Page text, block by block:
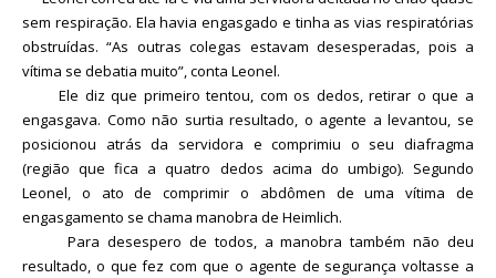
sem respiração. Ela havia engasgado e tinha as vias respiratórias
obstruídas. “As outras colegas estavam desesperadas, pois a
vítima se debatia muito”, conta Leonel.
Ele diz que primeiro tentou, com os dedos, retirar o que a
engasgava. Como não surtia resultado, o agente a levantou, se
posicionou atrás da servidora e comprimiu o seu diafragma
(região que fica a quatro dedos acima do umbigo). Segundo
Leonel, o ato de comprimir o abdômen de uma vítima de
engasgamento se chama manobra de Heimlich.
Para desespero de todos, a manobra também não deu
resultado, o que fez com que o agente de segurança voltasse a